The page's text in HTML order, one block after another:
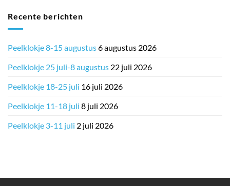
Recente berichten
Peelklokje 8-15 augustus6 augustus 2026
Peelklokje 25 juli-8 augustus 22 juli 2026
Peelklokje 18-25 juli 16 juli 2026
Peelklokje 11-18 juli 8 juli 2026
Peelklokje 3-11 juli 2 juli 2026